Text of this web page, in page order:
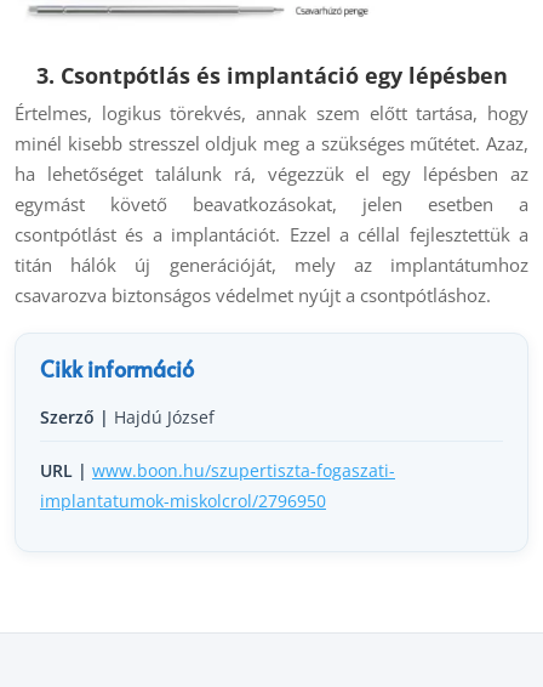
3. Csontpótlás és implantáció egy lépésben
Értelmes, logikus törekvés, annak szem előtt tartása, hogy
minél kisebb stresszel oldjuk meg a szükséges műtétet. Azaz,
ha lehetőséget találunk rá, végezzük el egy lépésben az
egymást követő beavatkozásokat, jelen esetben a
csontpótlást és a implantációt. Ezzel a céllal fejlesztettük a
titán hálók új generációját, mely az implantátumhoz
csavarozva biztonságos védelmet nyújt a csontpótláshoz.
Cikk információ
Szerző | Hajdú József
URL | www.boon.hu/szupertiszta-fogaszati-
implantatumok-miskolcrol/2796950